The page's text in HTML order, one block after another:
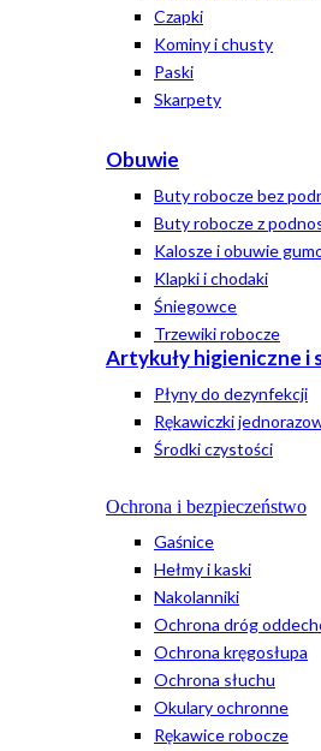
Czapki
Kominy i chusty
Paski
Skarpety
Obuwie
Buty robocze bez
Buty robocze z
Kalosze i obuwie
Klapki i chodaki
Śniegowce
Trzewiki robocze
Artykuły higieniczne i
Płyny do dezynfekcji
Rękawiczki
Środki czystości
Ochrona i bezpieczeństwo
Gaśnice
Hełmy i kaski
Nakolanniki
Ochrona dróg
Ochrona kręgosłupa
Ochrona słuchu
Okulary ochronne
Rękawice robocze